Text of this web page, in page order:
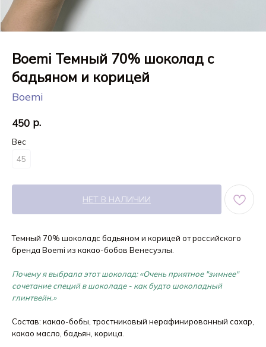
Boemi Темный 70% шоколад с
бадьяном и корицей
Boemi
450 р.
Вес
45
НЕТ В НАЛИЧИИ
Темный 70% шоколадс бадьяном и корицей от российского
бренда Boemi из какао-бобов Венесуэлы.
Почему я выбрала этот шоколад: «Очень приятное "зимнее"
сочетание специй в шоколаде - как будто шоколадный
глинтвейн.»
Состав: какао-бобы, тростниковый нерафинированный сахар,
какао масло, бадьян, корица.